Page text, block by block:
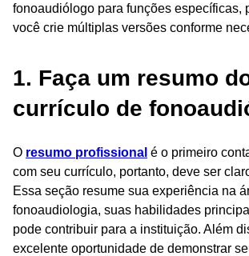
fonoaudiólogo para funções específicas,
você crie múltiplas versões conforme
1. Faça um resumo
currículo de
O resumo profissional é o primeiro
com seu currículo, portanto, deve ser
Essa seção resume sua experiência na
fonoaudiologia, suas habilidades
pode contribuir para a instituição. Além
excelente oportunidade de demonstrar